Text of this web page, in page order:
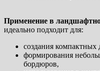
Применение в
идеально подходит для:
создания компактных
формирования
бордюров,